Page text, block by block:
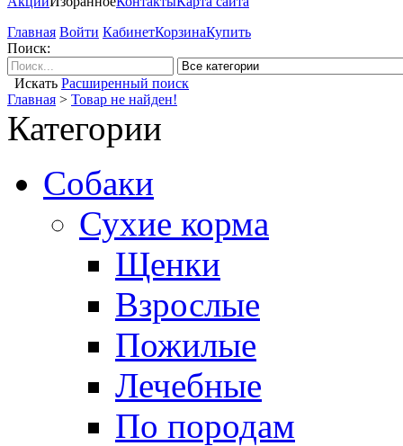
Главная Войти КабинетКорзинаКупить
Поиск:
Искать Расширенный поиск
Главная > Товар не найден!
Категории
Собаки
Сухие корма
Щенки
Взрослые
Пожилые
Лечебные
По породам